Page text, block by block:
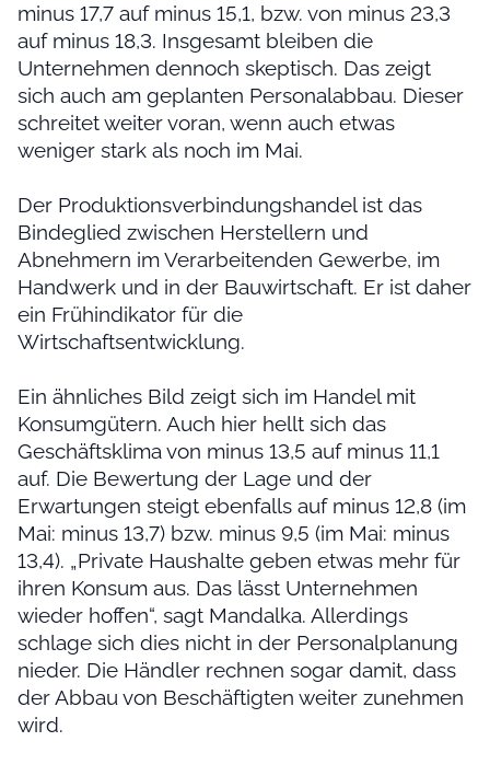
minus 17,7 auf minus 15,1, bzw. von minus 23,3
auf minus 18,3. Insgesamt bleiben die
Unternehmen dennoch skeptisch. Das zeigt
sich auch am geplanten Personalabbau. Dieser
schreitet weiter voran, wenn auch etwas
weniger stark als noch im Mai.
Der Produktionsverbindungshandel ist das
Bindeglied zwischen Herstellern und
Abnehmern im Verarbeitenden Gewerbe, im
Handwerk und in der Bauwirtschaft. Er ist daher
ein Frühindikator für die
Wirtschaftsentwicklung.
Ein ähnliches Bild zeigt sich im Handel mit
Konsumgütern. Auch hier hellt sich das
Geschäftsklima von minus 13,5 auf minus 11,1
auf. Die Bewertung der Lage und der
Erwartungen steigt ebenfalls auf minus 12,8 (im
Mai: minus 13,7) bzw. minus 9,5 (im Mai: minus
13,4). „Private Haushalte geben etwas mehr für
ihren Konsum aus. Das lässt Unternehmen
wieder hoffen“, sagt Mandalka. Allerdings
schlage sich dies nicht in der Personalplanung
nieder. Die Händler rechnen sogar damit, dass
der Abbau von Beschäftigten weiter zunehmen
wird.